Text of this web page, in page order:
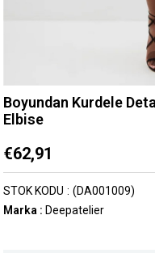
Boyundan Kurdele
Elbise
€62,91
(DA001009)
STOK KODU
Marka : Deepatelier